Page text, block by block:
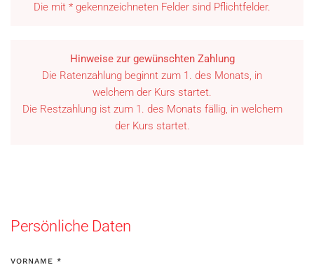
Die mit * gekennzeichneten Felder sind Pflichtfelder.
Hinweise zur gewünschten Zahlung
Die Ratenzahlung beginnt zum 1. des Monats, in
welchem der Kurs startet.
Die Restzahlung ist zum 1. des Monats fällig, in welchem
der Kurs startet.
Persönliche Daten
VORNAME *